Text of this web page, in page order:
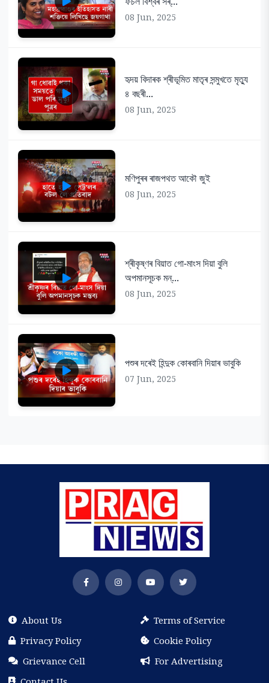
08 Jun, 2025
হৃদয় বিদাৰক শ্ৰীভূমিত মাতৃৰ সন্মুখতে মৃত্যু
৪ বছৰী...
08 Jun, 2025
মণিপুৰৰ ৰাজপথত আকৌ জুই
08 Jun, 2025
শ্ৰীকৃষ্ণৰ বিয়াত গো-মাংস দিয়া বুলি
অপমানসূচক মন্...
08 Jun, 2025
পশুৰ দৰেই হিন্দুক কোৰবানি দিয়াৰ ভাবুকি
07 Jun, 2025
About Us
Terms of Service
Privacy Policy
Cookie Policy
Grievance Cell
For Advertising